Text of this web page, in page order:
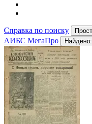
Справка по поиску
АИБС МегаПро
Найдено: